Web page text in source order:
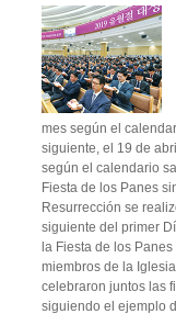
mes según el
siguiente, el 19 de
según el calendario
Fiesta de los Panes
Resurrección se
siguiente del primer
la Fiesta de los
miembros de la
celebraron juntos las
siguiendo el ejemplo